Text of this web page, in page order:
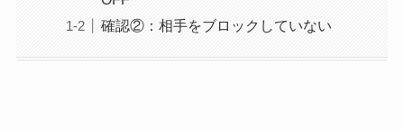
確認②：相手をブロックしていない